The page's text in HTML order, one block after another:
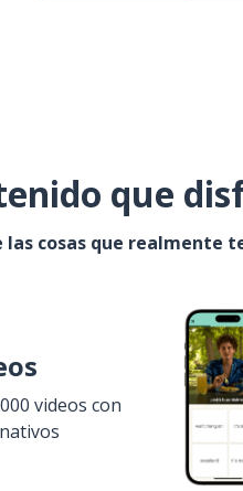
que
las cosas que realmente
videos con